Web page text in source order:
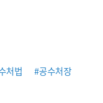
처법
#공수처장